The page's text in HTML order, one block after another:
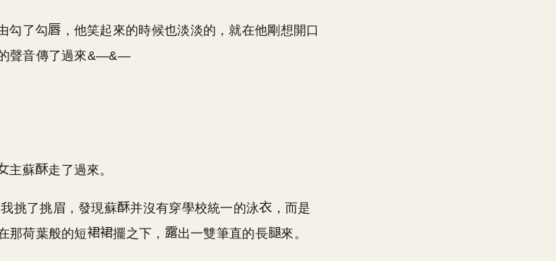
勾了勾
，他笑起來的時候也淡淡的，就在他剛想開口
聲音傳了過來&—&—
主蘇 走了過來。
挑了挑眉，發現蘇 并沒有穿學校統一的泳
，而是
那荷葉般的短 擺之下， 出一雙筆直的長 來。